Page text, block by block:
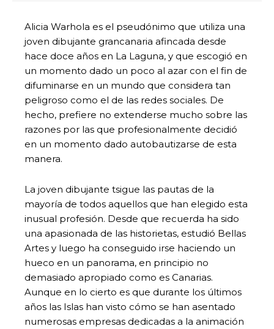
Alicia Warhola es el pseudónimo que utiliza una
joven dibujante grancanaria afincada desde
hace doce años en La Laguna, y que escogió en
un momento dado un poco al azar con el fin de
difuminarse en un mundo que considera tan
peligroso como el de las redes sociales. De
hecho, prefiere no extenderse mucho sobre las
razones por las que profesionalmente decidió
en un momento dado autobautizarse de esta
manera.
La joven dibujante tsigue las pautas de la
mayoría de todos aquellos que han elegido esta
inusual profesión. Desde que recuerda ha sido
una apasionada de las historietas, estudió Bellas
Artes y luego ha conseguido irse haciendo un
hueco en un panorama, en principio no
demasiado apropiado como es Canarias.
Aunque en lo cierto es que durante los últimos
años las Islas han visto cómo se han asentado
numerosas empresas dedicadas a la animación